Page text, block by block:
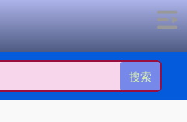
搜索